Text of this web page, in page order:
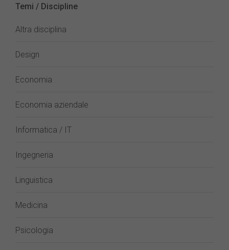
Temi / Discipline
Altra disciplina
Design
Economia
Economia aziendale
Informatica / IT
Ingegneria
Linguistica
Medicina
Psicologia